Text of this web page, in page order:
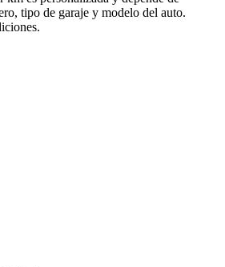
tipo de garaje y modelo del auto.